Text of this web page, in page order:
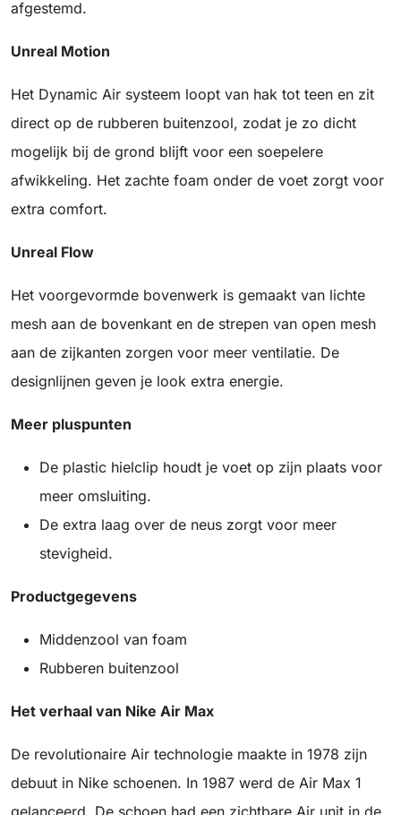
afgestemd.
Unreal Motion
Het Dynamic Air systeem loopt van hak tot teen en zit
direct op de rubberen buitenzool, zodat je zo dicht
mogelijk bij de grond blijft voor een soepelere
afwikkeling. Het zachte foam onder de voet zorgt voor
extra comfort.
Unreal Flow
Het voorgevormde bovenwerk is gemaakt van lichte
mesh aan de bovenkant en de strepen van open mesh
aan de zijkanten zorgen voor meer ventilatie. De
designlijnen geven je look extra energie.
Meer pluspunten
De plastic hielclip houdt je voet op zijn plaats voor
meer omsluiting.
De extra laag over de neus zorgt voor meer
stevigheid.
Productgegevens
Middenzool van foam
Rubberen buitenzool
Het verhaal van Nike Air Max
De revolutionaire Air technologie maakte in 1978 zijn
debuut in Nike schoenen. In 1987 werd de Air Max 1